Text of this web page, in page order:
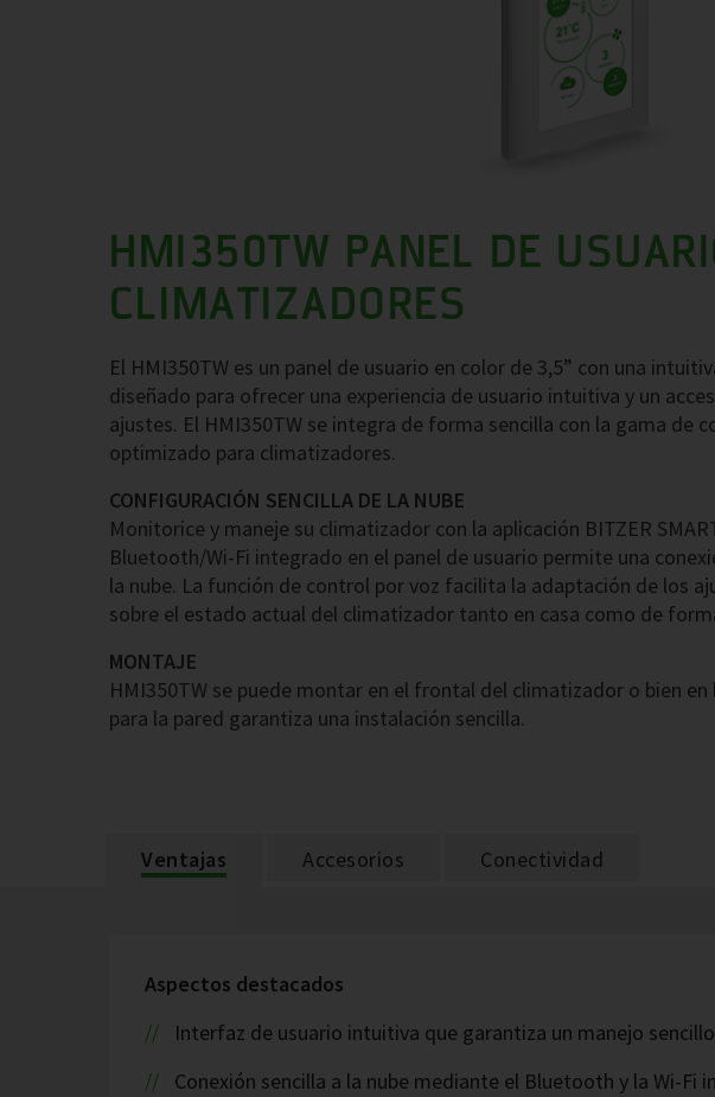
HMI350TW PANEL DE
CLIMATIZADORES
El HMI350TW es un panel de usuario en color de 3,5” con una
diseñado para ofrecer una experiencia de usuario intuitiva y un
ajustes. El HMI350TW se integra de forma sencilla con la gama de
optimizado para climatizadores.
CONFIGURACIÓN SENCILLA DE LA NUBE
Monitorice y maneje su climatizador con la aplicación BITZER
Bluetooth/Wi-Fi integrado en el panel de usuario permite una
la nube. La función de control por voz facilita la adaptación de los
sobre el estado actual del climatizador tanto en casa como de
MONTAJE
HMI350TW se puede montar en el frontal del climatizador o bien
para la pared garantiza una instalación sencilla.
Ventajas Accesorios Conectividad
Aspectos destacados
Interfaz de usuario intuitiva que garantiza un manejo
Conexión sencilla a la nube mediante el Bluetooth y la Wi-Fi